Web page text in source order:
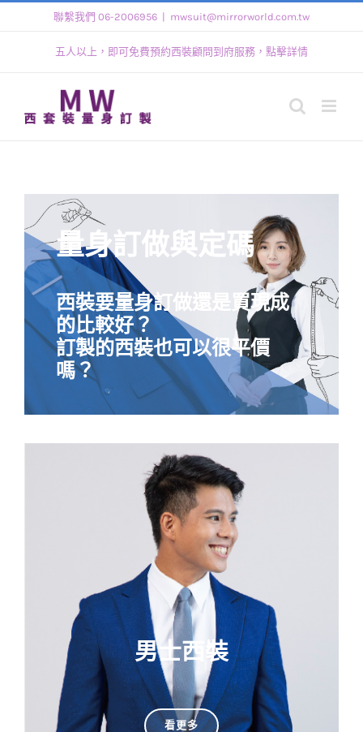
聯繫我們 06-2006956 mwsuit@mirrorworld.com.tw
五人以上，即可免費預約西裝顧問到府服務，點擊詳情
量身訂做與定碼
西裝要量身訂做還是買現成
的比較好？
訂製的西裝也可以很平價
嗎？
男士西裝
看更多